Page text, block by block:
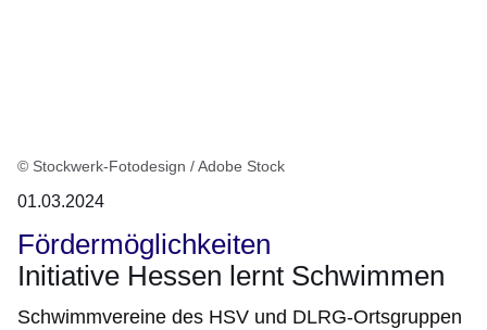
© Stockwerk-Fotodesign / Adobe Stock
01.03.2024
Fördermöglichkeiten
Initiative Hessen lernt Schwimmen
Schwimmvereine des HSV und DLRG-Ortsgruppen